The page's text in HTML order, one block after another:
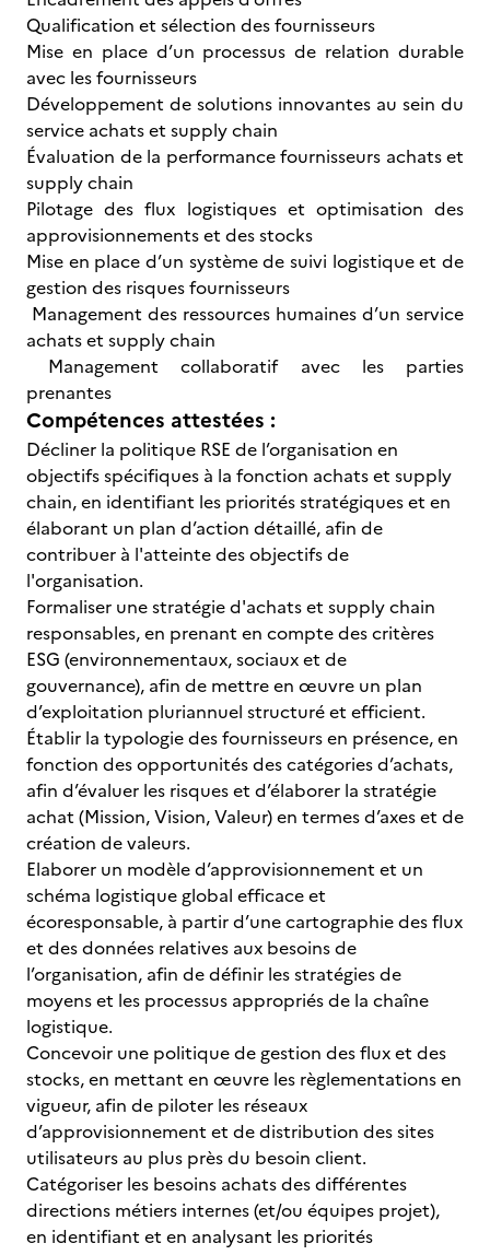
Qualification et sélection des fournisseurs
Mise en place d’un processus de relation durable
avec les fournisseurs
Développement de solutions innovantes au sein du
service achats et supply chain
Évaluation de la performance fournisseurs achats et
supply chain
Pilotage des flux logistiques et optimisation des
approvisionnements et des stocks
Mise en place d’un système de suivi logistique et de
gestion des risques fournisseurs
Management des ressources humaines d’un service
achats et supply chain
Management collaboratif avec les parties
prenantes
Compétences attestées :
Décliner la politique RSE de l’organisation en
objectifs spécifiques à la fonction achats et supply
chain, en identifiant les priorités stratégiques et en
élaborant un plan d’action détaillé, afin de
contribuer à l'atteinte des objectifs de
l'organisation.
Formaliser une stratégie d'achats et supply chain
responsables, en prenant en compte des critères
ESG (environnementaux, sociaux et de
gouvernance), afin de mettre en œuvre un plan
d’exploitation pluriannuel structuré et efficient.
Établir la typologie des fournisseurs en présence, en
fonction des opportunités des catégories d’achats,
afin d’évaluer les risques et d’élaborer la stratégie
achat (Mission, Vision, Valeur) en termes d’axes et de
création de valeurs.
Elaborer un modèle d’approvisionnement et un
schéma logistique global efficace et
écoresponsable, à partir d’une cartographie des flux
et des données relatives aux besoins de
l’organisation, afin de définir les stratégies de
moyens et les processus appropriés de la chaîne
logistique.
Concevoir une politique de gestion des flux et des
stocks, en mettant en œuvre les règlementations en
vigueur, afin de piloter les réseaux
d’approvisionnement et de distribution des sites
utilisateurs au plus près du besoin client.
Catégoriser les besoins achats des différentes
directions métiers internes (et/ou équipes projet),
en identifiant et en analysant les priorités